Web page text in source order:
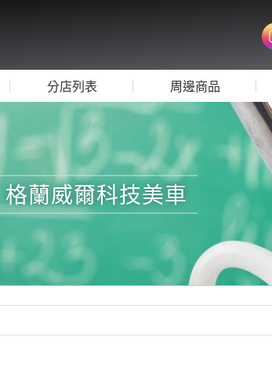
分店列表 周邊商品
格蘭威爾科技美車